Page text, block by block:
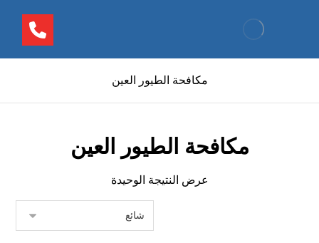
مكافحة الطيور العين
مكافحة الطيور العين
عرض النتيجة الوحيدة